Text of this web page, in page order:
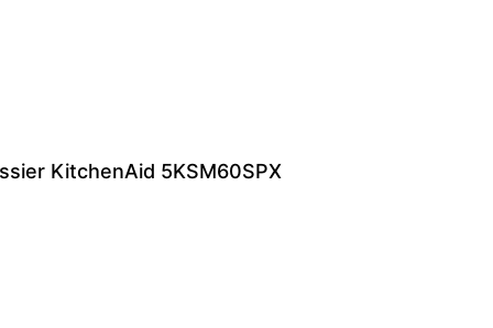
KitchenAid 5KSM60SPX